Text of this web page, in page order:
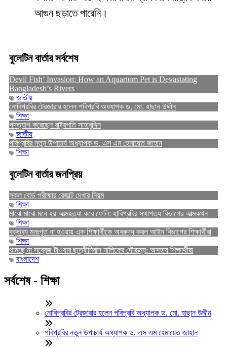
আগুন ছড়াতে পারেনি।
বুলেটিন বার্তার সর্বশেষ
Devil Fish’ Invasion: How an Aquarium Pet is Devastating
Bangladesh’s Rivers
জাতীয়
নোবিপ্রবির ট্রেজারার হলেন পবিপ্রবি অধ্যাপক ড. মো. হাছান উদ্দীন
শিক্ষা
পদত্যাগ করেছেন রাষ্ট্রপতি সাহাবুদ্দিন
জাতীয়
পবিপ্রবির নতুন উপাচার্য অধ্যাপক ড. এস এম হেমায়েত জাহান
শিক্ষা
বুলেটিন বার্তার জনপ্রিয়
সকল বোর্ড পরীক্ষার রেজাল্ট দেখার নিয়ম
শিক্ষা
মাঝে মাঝে মনে হয় আত্মহত্যা করে ফেলি: হাবিপ্রবির স্থাপত্য বিভাগের আত্মকথন
শিক্ষা
বক্তব্য মনঃপুত না হওয়ায় এক শিক্ষার্থীকে অবরুদ্ধ করল আইন বিভাগের শিক্ষার্থীরা
শিক্ষা
থামছে না সব্বেজ টাওয়ার ছাত্রীনিবাস মালিকের দৌরাত্ম্য: অসহায় শিক্ষার্থীরা
বাংলাদেশ
সর্বশেষ - শিক্ষা
নোবিপ্রবির ট্রেজারার হলেন পবিপ্রবি অধ্যাপক ড. মো. হাছান উদ্দীন
পবিপ্রবির নতুন উপাচার্য অধ্যাপক ড. এস এম হেমায়েত জাহান